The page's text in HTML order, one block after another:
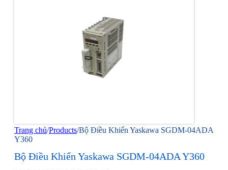
Trang chủ/Products/Bộ Điều Khiển Yaskawa SGDM-04ADA
Y360
Bộ Điều Khiển Yaskawa SGDM-04ADA Y360